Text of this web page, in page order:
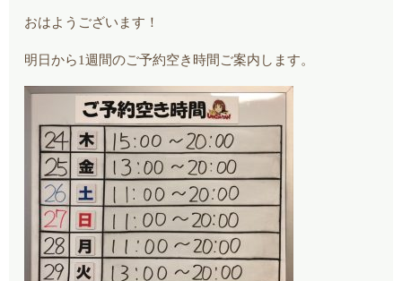
おはようございます！
明日から1週間のご予約空き時間ご案内します。